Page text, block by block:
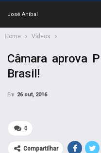
José Aníbal
Home Vídeos
Câmara aprova
Brasil!
Em 26 out, 2016
0
Compartilhar